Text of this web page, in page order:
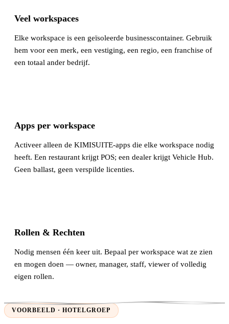
Veel workspaces
Elke workspace is een geïsoleerde businesscontainer. Gebruik
hem voor een merk, een vestiging, een regio, een franchise of
een totaal ander bedrijf.
Apps per workspace
Activeer alleen de KIMISUITE-apps die elke workspace nodig
heeft. Een restaurant krijgt POS; een dealer krijgt Vehicle Hub.
Geen ballast, geen verspilde licenties.
Rollen & Rechten
Nodig mensen één keer uit. Bepaal per workspace wat ze zien
en mogen doen — owner, manager, staff, viewer of volledig
eigen rollen.
VOORBEELD · HOTELGROEP